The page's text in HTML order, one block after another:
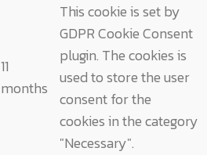
11
months
This cookie is set by
GDPR Cookie Consent
plugin. The cookies is
used to store the user
consent for the
cookies in the category
"Necessary".